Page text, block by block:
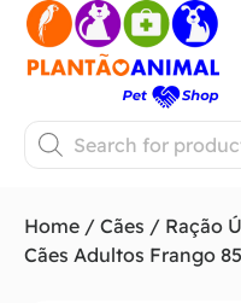
Home / Cães / Ração
Cães Adultos Frango